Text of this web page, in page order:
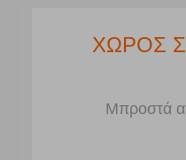
ΧΩΡΟΣ
Μπροστά